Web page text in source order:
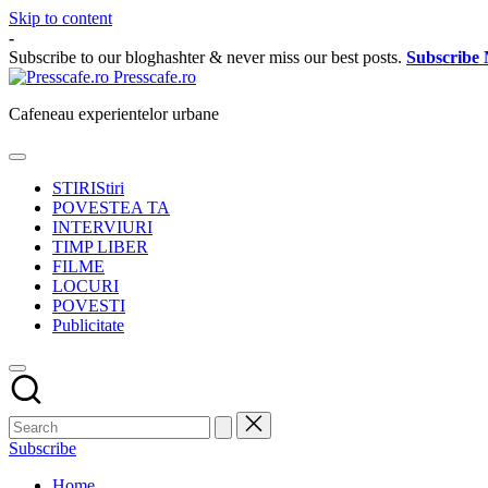
Skip to content
-
Subscribe to our bloghashter & never miss our best posts. Subscribe
Presscafe.ro
Cafeneau experientelor urbane
STIRIStiri
POVESTEA TA
INTERVIURI
TIMP LIBER
FILME
LOCURI
POVESTI
Publicitate
Subscribe